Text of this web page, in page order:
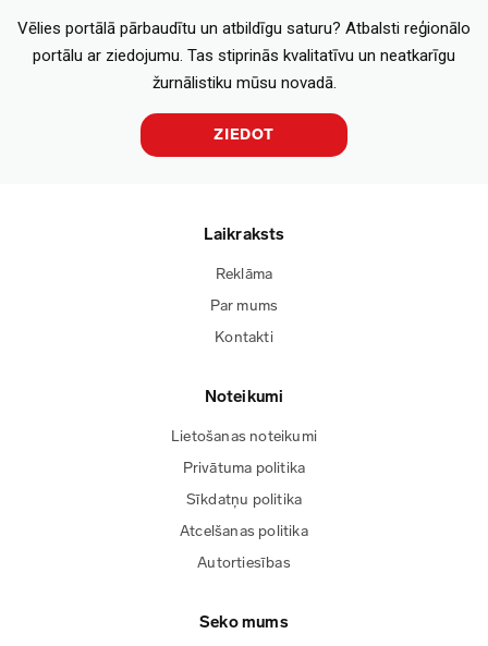
Vēlies portālā pārbaudītu un atbildīgu saturu? Atbalsti reģionālo
portālu ar ziedojumu. Tas stiprinās kvalitatīvu un neatkarīgu
žurnālistiku mūsu novadā.
ZIEDOT
Laikraksts
Reklāma
Par mums
Kontakti
Noteikumi
Lietošanas noteikumi
Privātuma politika
Sīkdatņu politika
Atcelšanas politika
Autortiesības
Seko mums